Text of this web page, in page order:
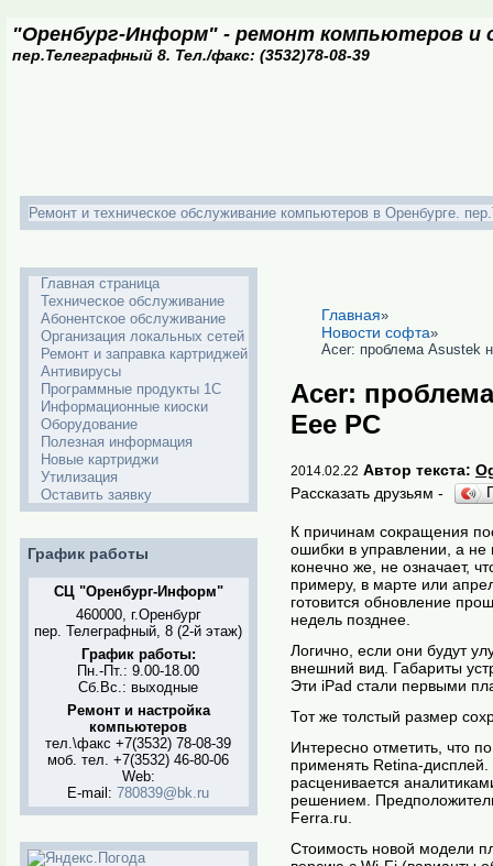
"Оренбург-Информ" - ремонт компьютеров и
пер.Телеграфный 8. Тел./факс: (3532)78-08-39
Ремонт и техническое обслуживание компьютеров в Оренбурге.
Главная страница
Техническое обслуживание
Абонентское обслуживание
Организация локальных сетей
Ремонт и заправка картриджей
Антивирусы
Программные продукты 1С
Информационные киоски
Оборудование
Полезная информация
Новые картриджи
Утилизация
Оставить заявку
График работы
СЦ "Оренбург-Информ"
460000, г.Оренбург
пер. Телеграфный, 8 (2-й этаж)
График работы:
Пн.-Пт.: 9.00-18.00
Сб.Вс.: выходные
Ремонт и настройка
компьютеров
тел.\факс +7(3532) 78-08-39
моб. тел. +7(3532) 46-80-06
Web:
E-mail:780839@bk.ru
Главная»
Новости софта»
Acer: проблема Asustek
Acer:
Eee PC
2014.02.22 Автор текста:
Рассказать друзьям -
К причинам сокращения
ошибки в управлении, а не
конечно же, не означает,
примеру, в марте или
готовится обновление
недель позднее.
Логично, если они будут
внешний вид. Габариты
Эти iPad стали первыми
Тот же толстый размер
Интересно отметить, что
применять Retina-
расценивается
решением.
Ferra.ru.
Стоимость новой модели